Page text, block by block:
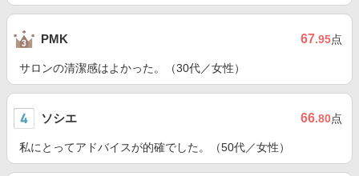
PMK 67.95点
サロンの清潔感はよかった。（30代／女性）
ソシエ 66.80点
私にとってアドバイスが的確でした。（50代／女性）